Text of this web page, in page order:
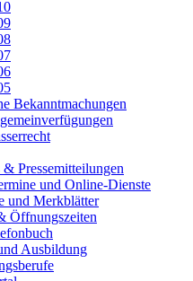
Bekanntmachungen
Pressemitteilungen
und Online-Dienste
und Merkblätter
Öffnungszeiten
Ausbildung